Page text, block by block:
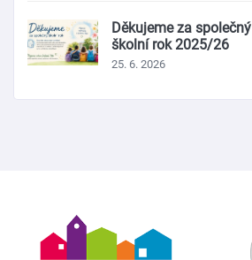
Děkujeme za společný
školní rok 2025/26
25. 6. 2026